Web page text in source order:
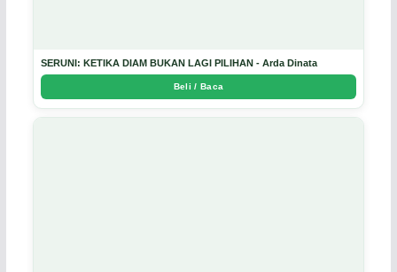
SERUNI: KETIKA DIAM BUKAN LAGI PILIHAN - Arda Dinata
Beli / Baca